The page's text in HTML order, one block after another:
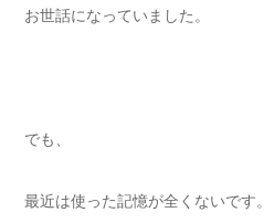
お世話になっていました。
でも、
最近は使った記憶が全くないです。